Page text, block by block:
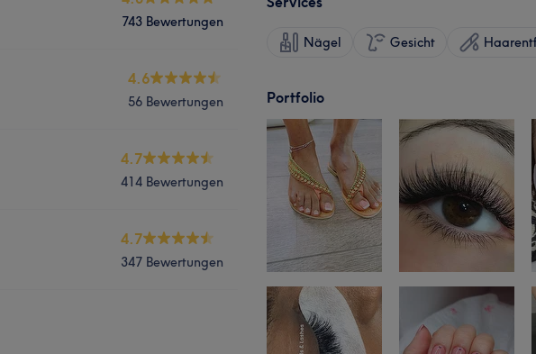
743 Bewertungen
4.6
56 Bewertungen
4.7
414 Bewertungen
4.7
347 Bewertungen
Nägel Gesicht
Portfolio